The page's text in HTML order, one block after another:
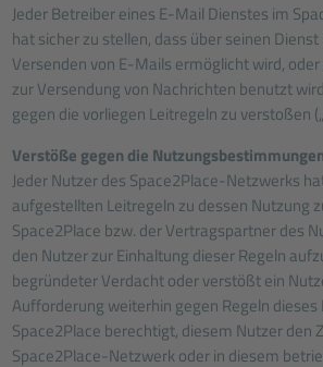
Jeder Betreiber eines E-Mail Dienstes im
hat sicher zu stellen, dass über seinen
Versenden von E-Mails ermöglicht wird,
zur Versendung von Nachrichten benutzt
gegen die vorliegen Leitregeln zu verstoßen
Verstöße gegen die Nutzungsbestimmungen
Jeder Nutzer des Space2Place-Netzwerks
aufgestellten Leitregeln zu dessen Nutzung
Space2Place bzw. der Vertragspartner des
den Nutzer zur Einhaltung dieser Regeln
begründeter Verdacht oder verstößt ein
Aufforderung weiterhin gegen Regeln
Space2Place berechtigt, diesem Nutzer den
Space2Place-Netzwerk oder in diesem